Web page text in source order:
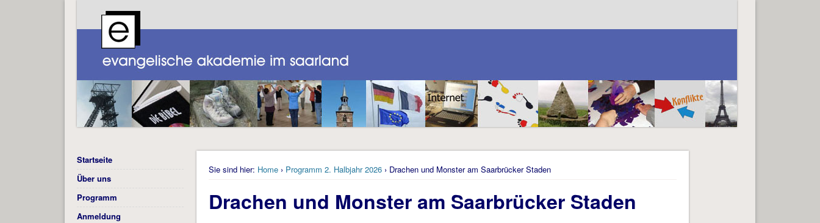
Sie sind hier: Home › Programm 2. Halbjahr 2026 › Drachen und Monster am Saarbrücker Staden
Drachen und Monster am Saarbrücker Staden
Startseite
Über uns
Programm
Anmeldung